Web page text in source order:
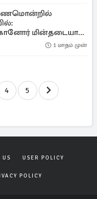
மின்தடையால்
1 மாதம் முன்
4 5
US USER POLICY
POLICY